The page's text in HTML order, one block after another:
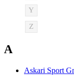
Y
Z
A
Askari Sport